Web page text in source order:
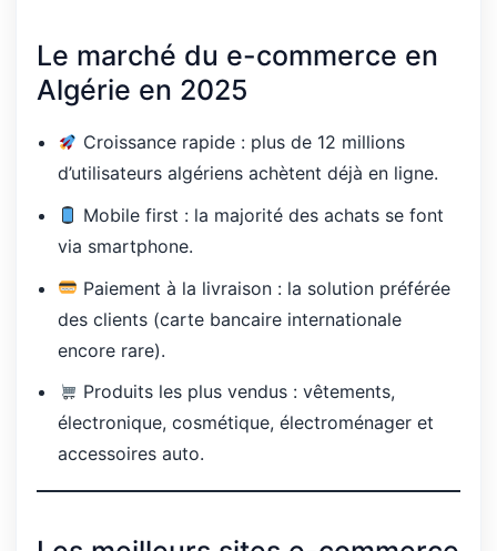
Le marché du e-commerce en
Algérie en 2025
Croissance rapide : plus de 12 millions
d’utilisateurs algériens achètent déjà en ligne.
Mobile first : la majorité des achats se font
via smartphone.
Paiement à la livraison : la solution préférée
des clients (carte bancaire internationale
encore rare).
Produits les plus vendus : vêtements,
électronique, cosmétique, électroménager et
accessoires auto.